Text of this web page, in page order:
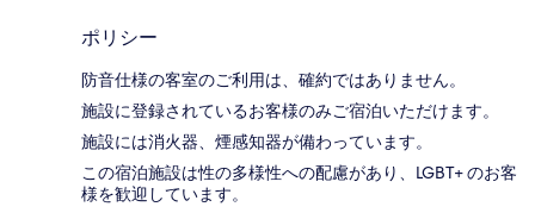
ポリシー
防音仕様の客室のご利用は、確約ではありません。
施設に登録されているお客様のみご宿泊いただけます。
施設には消火器、煙感知器が備わっています。
この宿泊施設は性の多様性への配慮があり、LGBT+ のお客
様を歓迎しています。